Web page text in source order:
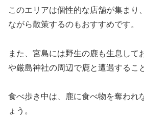
このエリアは個性的な店舗が集まり
ながら散策するのもおすすめです。
また、宮島には野生の鹿も生息して
や厳島神社の周辺で鹿と遭遇するこ
食べ歩き中は、鹿に食べ物を奪われ
ょう。